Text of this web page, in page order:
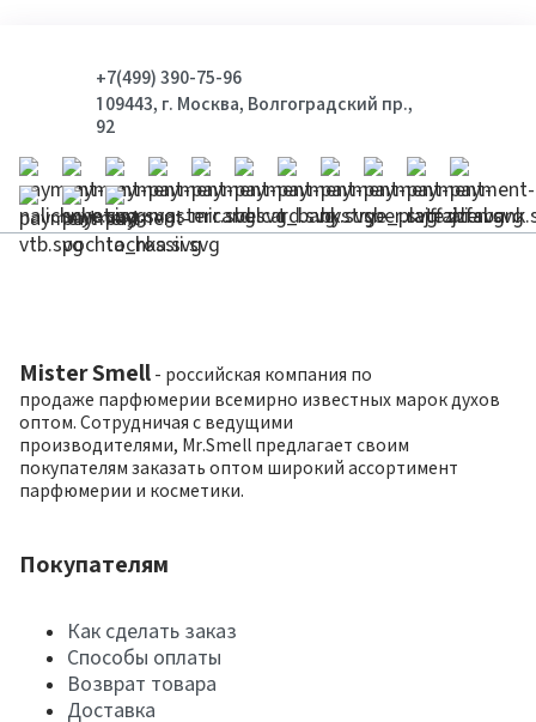
+7(499) 390-75-96
109443, г. Москва, Волгоградский пр.,
92
Mister Smell - российская компания по
продаже парфюмерии всемирно известных марок духов
оптом. Сотрудничая с ведущими
производителями, Mr.Smell предлагает своим
покупателям заказать оптом широкий ассортимент
парфюмерии и косметики.
Покупателям
Как сделать заказ
Способы оплаты
Возврат товара
Доставка